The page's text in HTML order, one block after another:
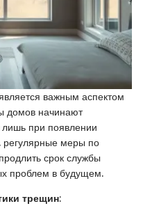
важным аспектом
домов начинают
лишь при появлении
меры по
срок службы
проблем в будущем.
трещин: